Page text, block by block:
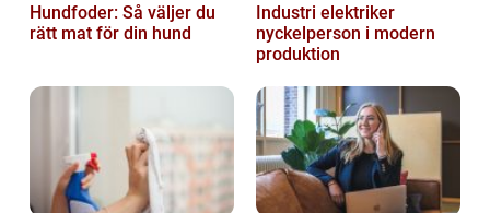
Hundfoder: Så väljer du
rätt mat för din hund
Industri elektriker
nyckelperson i modern
produktion